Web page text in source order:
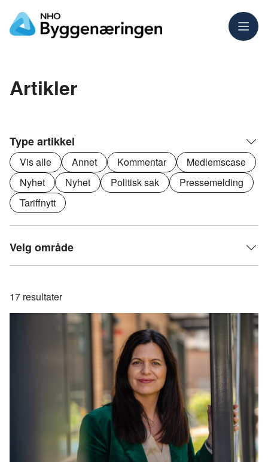
Meny
Artikler
Type artikkel
Vis alle Annet Kommentar
Medlemscase
Nyhet
Nyhet Politisk sak
Pressemelding
Tariffnytt
Velg område
17 resultater